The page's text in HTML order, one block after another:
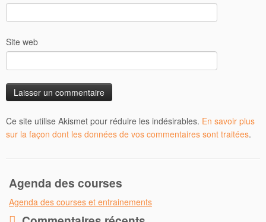
Site web
Ce site utilise Akismet pour réduire les indésirables. En savoir plus
sur la façon dont les données de vos commentaires sont traitées.
Agenda des courses
Agenda des courses et entrainements